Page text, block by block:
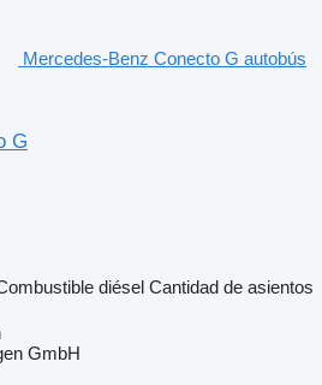
Mercedes-Benz Conecto G autobús
G
diésel Cantidad de asientos
GmbH